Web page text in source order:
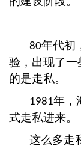
80年代初
验，出现了一
的是走私。
1981年，
式走私进来。
这么多走